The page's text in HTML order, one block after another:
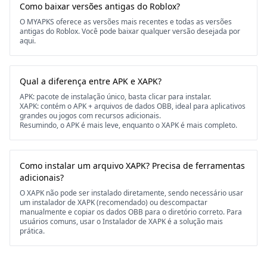
Como baixar versões antigas do Roblox?
O MYAPKS oferece as versões mais recentes e todas as versões
antigas do Roblox. Você pode baixar qualquer versão desejada por
aqui.
Qual a diferença entre APK e XAPK?
APK: pacote de instalação único, basta clicar para instalar.
XAPK: contém o APK + arquivos de dados OBB, ideal para aplicativos
grandes ou jogos com recursos adicionais.
Resumindo, o APK é mais leve, enquanto o XAPK é mais completo.
Como instalar um arquivo XAPK? Precisa de ferramentas
adicionais?
O XAPK não pode ser instalado diretamente, sendo necessário usar
um instalador de XAPK (recomendado) ou descompactar
manualmente e copiar os dados OBB para o diretório correto. Para
usuários comuns, usar o Instalador de XAPK é a solução mais
prática.